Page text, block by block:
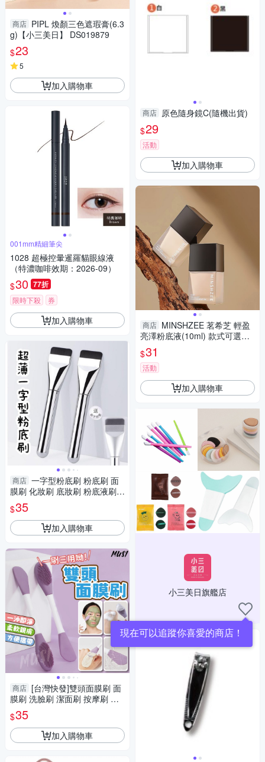
商店 PIPL 煥顏三色遮瑕膏(6.3
g)【小三美日】 DS019879
$23
5
加入購物車
001mm精細筆尖
1028 超極控暈暹羅貓眼線液
（特濃咖啡效期：2026-09）
$30 77折
限時下殺 券
加入購物車
商店 一字型粉底刷 粉底刷 面
膜刷 化妝刷 底妝刷 粉底液刷
扁平頭無痕 遮瑕化妝刷
$35
加入購物車
商店 [台灣快發]雙頭面膜刷 面
膜刷 洗臉刷 潔面刷 按摩刷 敷
臉刷 一刷多用途 美妝用品 臉部
清潔
$35
加入購物車
商店 原色隨身鏡C(隨機出貨)
$29
活動
加入購物車
商店 MINSHZEE 茗希芝 輕盈
亮澤粉底液(10ml) 款式可選
【小三美日】 DS019902
$31
活動
加入購物車
小三美日旗艦店
現在可以追蹤你喜愛的商店！